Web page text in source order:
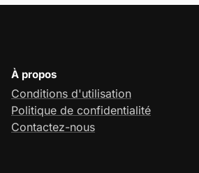
À propos
Conditions d'utilisation
Politique de confidentialité
Contactez-nous